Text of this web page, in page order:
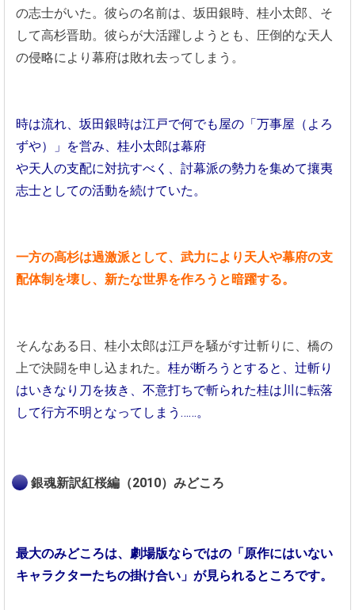
の志士がいた。彼らの名前は、坂田銀時、桂小太郎、そ
して高杉晋助。彼らが大活躍しようとも、圧倒的な天人
の侵略により幕府は敗れ去ってしまう。
時は流れ、坂田銀時は江戸で何でも屋の「万事屋（よろ
ずや）」を営み、桂小太郎は幕府
や天人の支配に対抗すべく、討幕派の勢力を集めて攘夷
志士としての活動を続けていた。
一方の高杉は過激派として、武力により天人や幕府の支
配体制を壊し、新たな世界を作ろうと暗躍する。
そんなある日、桂小太郎は江戸を騒がす辻斬りに、橋の
上で決闘を申し込まれた。 桂が断ろうとすると、辻斬り
はいきなり刀を抜き、不意打ちで斬られた桂は川に転落
して行方不明となってしまう……。
銀魂新訳紅桜編（2010）みどころ
最大のみどころは、劇場版ならではの「原作にはいない
キャラクターたちの掛け合い」が見られるところです。